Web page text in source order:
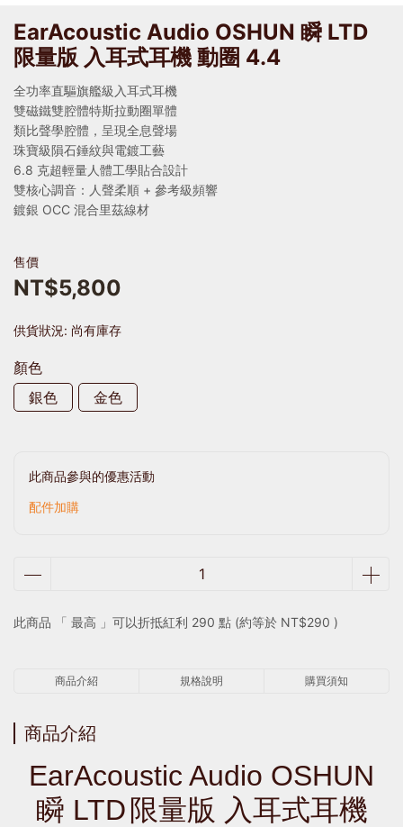
EarAcoustic Audio OSHUN 瞬 LTD
限量版 入耳式耳機 動圈 4.4
全功率直驅旗艦級入耳式耳機
雙磁鐵雙腔體特斯拉動圈單體
類比聲學腔體，呈現全息聲場
珠寶級隕石錘紋與電鍍工藝
6.8 克超輕量人體工學貼合設計
雙核心調音：人聲柔順 + 參考級頻響
鍍銀 OCC 混合里茲線材
售價
NT$5,800
供貨狀況: 尚有庫存
顏色
銀色
金色
此商品參與的優惠活動
配件加購
此商品 「 最高 」可以折抵紅利 290 點 (約等於 NT$290 )
商品介紹 規格說明 購買須知
商品介紹
EarAcoustic Audio OSHUN
瞬 LTD 限量版 入耳式耳機